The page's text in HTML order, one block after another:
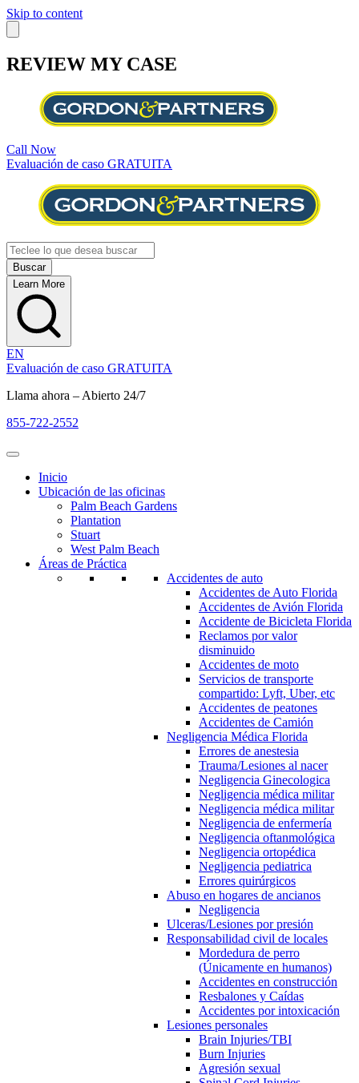
Skip to content
REVIEW MY CASE
Call Now
Evaluación de caso GRATUITA
Learn More
EN
Evaluación de caso GRATUITA
Llama ahora – Abierto 24/7
855-722-2552
Inicio
Ubicación de las oficinas
Palm Beach Gardens
Plantation
Stuart
West Palm Beach
Áreas de Práctica
Accidentes de auto
Accidentes de Auto Florida
Accidentes de Avión Florida
Accidente de Bicicleta Florida
Reclamos por valor
disminuido
Accidentes de moto
Servicios de transporte
compartido: Lyft, Uber, etc
Accidentes de peatones
Accidentes de Camión
Negligencia Médica Florida
Errores de anestesia
Trauma/Lesiones al nacer
Negligencia Ginecologica
Negligencia médica militar
Negligencia médica militar
Negligencia de enfermería
Negligencia oftanmológica
Negligencia ortopédica
Negligencia pediatrica
Errores quirúrgicos
Abuso en hogares de ancianos
Negligencia
Ulceras/Lesiones por presión
Responsabilidad civil de locales
Mordedura de perro
(Únicamente en humanos)
Accidentes en construcción
Resbalones y Caídas
Accidentes por intoxicación
Lesiones personales
Brain Injuries/TBI
Burn Injuries
Agresión sexual